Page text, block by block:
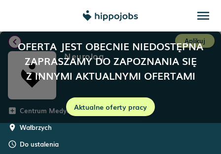
menu
OFERTA JEST OBECNIE NIEDOSTĘPNA
ZAPRASZAMY DO ZAPOZNANIA SIĘ
Z INNYMI AKTUALNYMI OFERTAMI
Aktualne oferty pracy
chevron_left Aplikuj
Neurolog
add_box Centrum Medyczne Salus
room Wałbrzych
schedule Do ustalenia